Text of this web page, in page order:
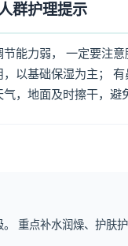
群护理提示
能力弱， 一定要注
以基础保湿为主；
，地面及时擦干，避
重点补水润燥、护肤